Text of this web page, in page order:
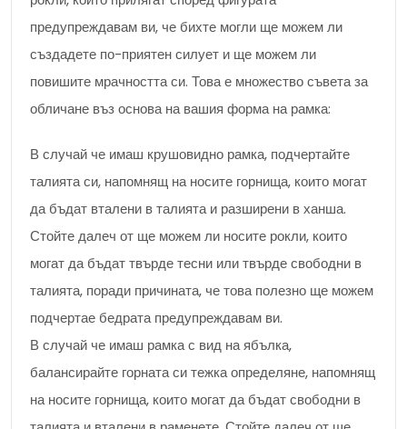
предупреждавам ви, че бихте могли ще можем ли
създадете по-приятен силует и ще можем ли
повишите мрачността си. Това е множество съвета за
обличане въз основа на вашия форма на рамка:
В случай че имаш крушовидно рамка, подчертайте
талията си, напомнящ на носите горнища, които могат
да бъдат вталени в талията и разширени в ханша.
Стойте далеч от ще можем ли носите рокли, които
могат да бъдат твърде тесни или твърде свободни в
талията, поради причината, че това полезно ще можем
подчертае бедрата предупреждавам ви.
В случай че имаш рамка с вид на ябълка,
балансирайте горната си тежка определяне, напомнящ
на носите горнища, които могат да бъдат свободни в